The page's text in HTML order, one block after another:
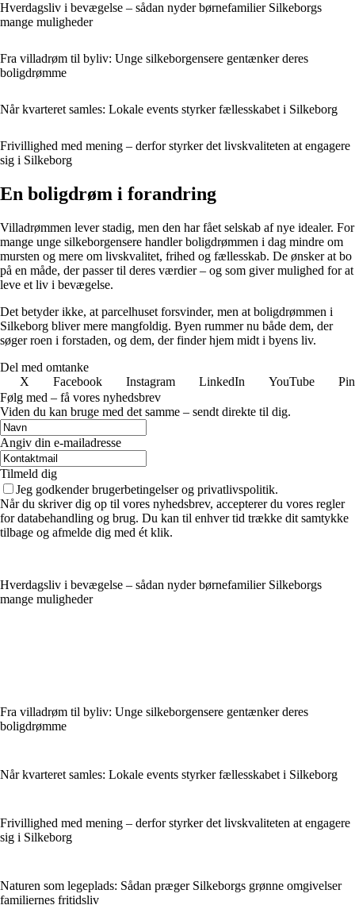
Hverdagsliv i bevægelse – sådan nyder børnefamilier Silkeborgs
mange muligheder
Fra villadrøm til byliv: Unge silkeborgensere gentænker deres
boligdrømme
Når kvarteret samles: Lokale events styrker fællesskabet i Silkeborg
Frivillighed med mening – derfor styrker det livskvaliteten at engagere
sig i Silkeborg
En boligdrøm i forandring
Villadrømmen lever stadig, men den har fået selskab af nye idealer. For
mange unge silkeborgensere handler boligdrømmen i dag mindre om
mursten og mere om livskvalitet, frihed og fællesskab. De ønsker at bo
på en måde, der passer til deres værdier – og som giver mulighed for at
leve et liv i bevægelse.
Det betyder ikke, at parcelhuset forsvinder, men at boligdrømmen i
Silkeborg bliver mere mangfoldig. Byen rummer nu både dem, der
søger roen i forstaden, og dem, der finder hjem midt i byens liv.
Del med omtanke
X
Facebook Instagram LinkedIn YouTube
Følg med – få vores nyhedsbrev
Viden du kan bruge med det samme – sendt direkte til dig.
Angiv din e-mailadresse
Tilmeld dig
Jeg godkender brugerbetingelser og privatlivspolitik.
Når du skriver dig op til vores nyhedsbrev, accepterer du vores regler
for databehandling og brug. Du kan til enhver tid trække dit samtykke
tilbage og afmelde dig med ét klik.
Hverdagsliv i bevægelse – sådan nyder børnefamilier Silkeborgs
mange muligheder
Fra villadrøm til byliv: Unge silkeborgensere gentænker deres
boligdrømme
Når kvarteret samles: Lokale events styrker fællesskabet i Silkeborg
Frivillighed med mening – derfor styrker det livskvaliteten at engagere
sig i Silkeborg
Naturen som legeplads: Sådan præger Silkeborgs grønne omgivelser
familiernes fritidsliv